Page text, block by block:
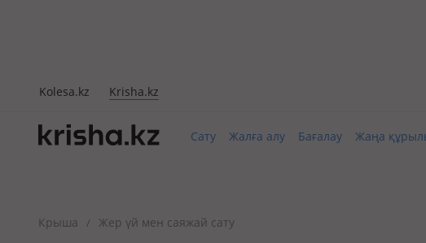
Kolesa.kz Krisha.kz
Сату Жалға алу Бағалау Жаңа
Крыша / Жер үй мен саяжай сату